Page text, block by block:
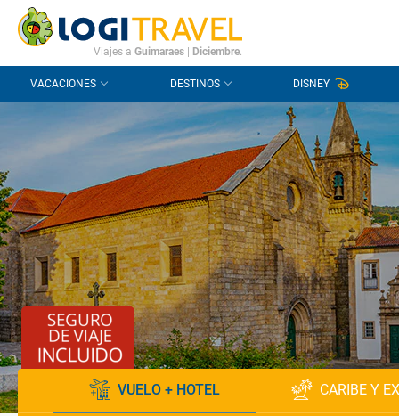
CONTACTO PREGUNTAS FRECUENTES
Viajes a Guimaraes| Diciembre.
VACACIONES DESTINOS DISNEY
VUELO + HOTEL CARIBE Y